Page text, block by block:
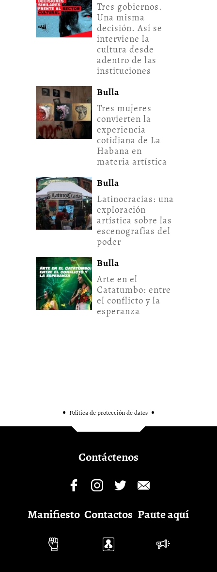
Tres gobiernos.
Una misma
decisión. Así se
interviene la
cultura desde
adentro de las
instituciones
Bulla
Tres mujeres
convierten la
experiencia
cotidiana de La
Habana en
materia artística
Bulla
Latinocracias: una
exploración
artística sobre las
escenografías del
poder
Bulla
Arte en el
Catatumbo: entre
el conflicto y la
esperanza
Política de protección de datos
Contáctenos
Manifiesto Contactos Paute aquí